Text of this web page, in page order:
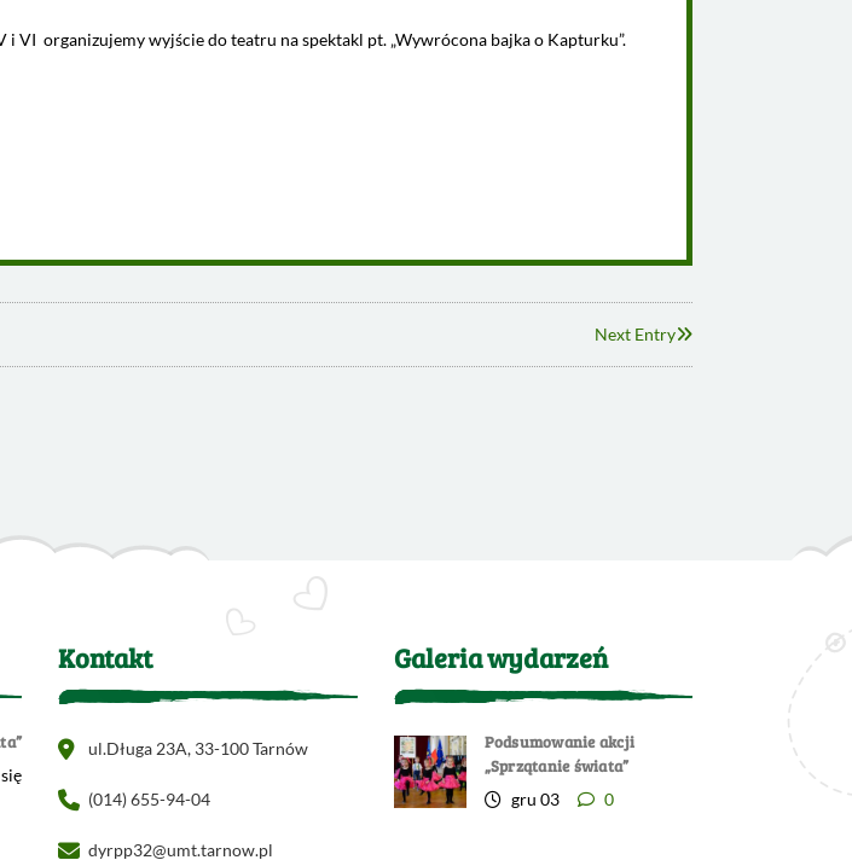
VI organizujemy wyjście do teatru na spektakl pt. „Wywrócona bajka o Kapturku”.
Next Entry
Kontakt
ul.Długa 23A, 33-100 Tarnów
(014) 655-94-04
dyrpp32@umt.tarnow.pl
Galeria wydarzeń
Podsumowanie akcji
„Sprzątanie świata”
gru 03 0